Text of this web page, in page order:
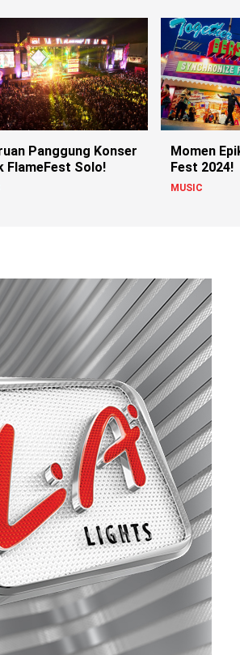
Panggung Konser
FlameFest Solo!
Momen
Fest 2024!
MUSIC